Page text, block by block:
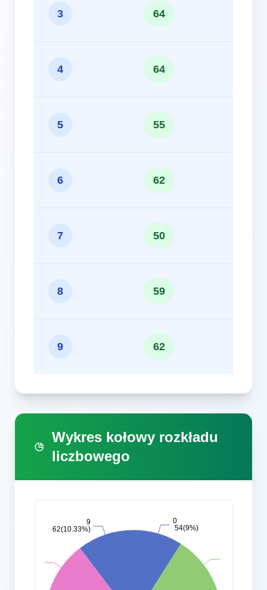
3 64
4 64
5 55
6 62
7 50
8 59
9 62
Wykres kołowy rozkładu
liczbowego